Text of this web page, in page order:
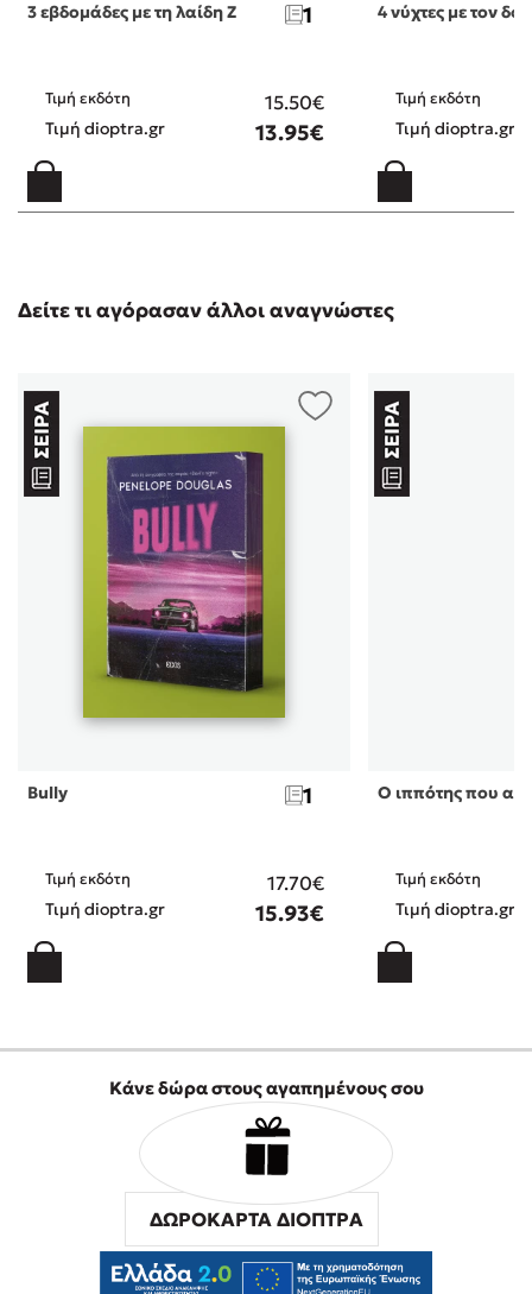
3 εβδομάδες με τη λαίδη Ζ 1
Τιμή εκδότη 15.50€
Τιμή dioptra.gr 13.95€
4 νύχτες με τον
Τιμή εκδότη
Τιμή dioptra.gr
Δείτε τι αγόρασαν άλλοι αναγνώστες
Bully 1
Τιμή εκδότη 17.70€
Τιμή dioptra.gr 15.93€
Ο ιππότης που
Τιμή εκδότη
Τιμή dioptra.gr
Κάνε δώρα στους αγαπημένους σου
ΔΩΡΟΚΑΡΤΑ ΔΙΟΠΤΡΑ